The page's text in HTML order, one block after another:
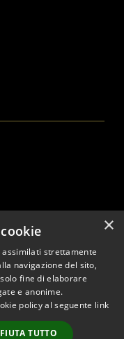
© 2026 • Comune di
• Accesso
×
assimilati strettamente
navigazione del sito,
fine di elaborare
e anonime.
policy al seguente link
TUTTO